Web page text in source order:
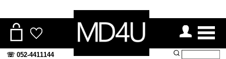
תפריט
052-4411144 ☏